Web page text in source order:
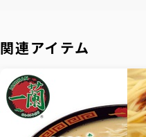
関連アイテム